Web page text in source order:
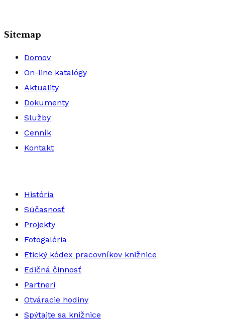
Sitemap
Domov
On-line katalógy
Aktuality
Dokumenty
Služby
Cenník
Kontakt
História
Súčasnosť
Projekty
Fotogaléria
Etický kódex pracovníkov knižnice
Edičná činnosť
Partneri
Otváracie hodiny
Spýtajte sa knižnice